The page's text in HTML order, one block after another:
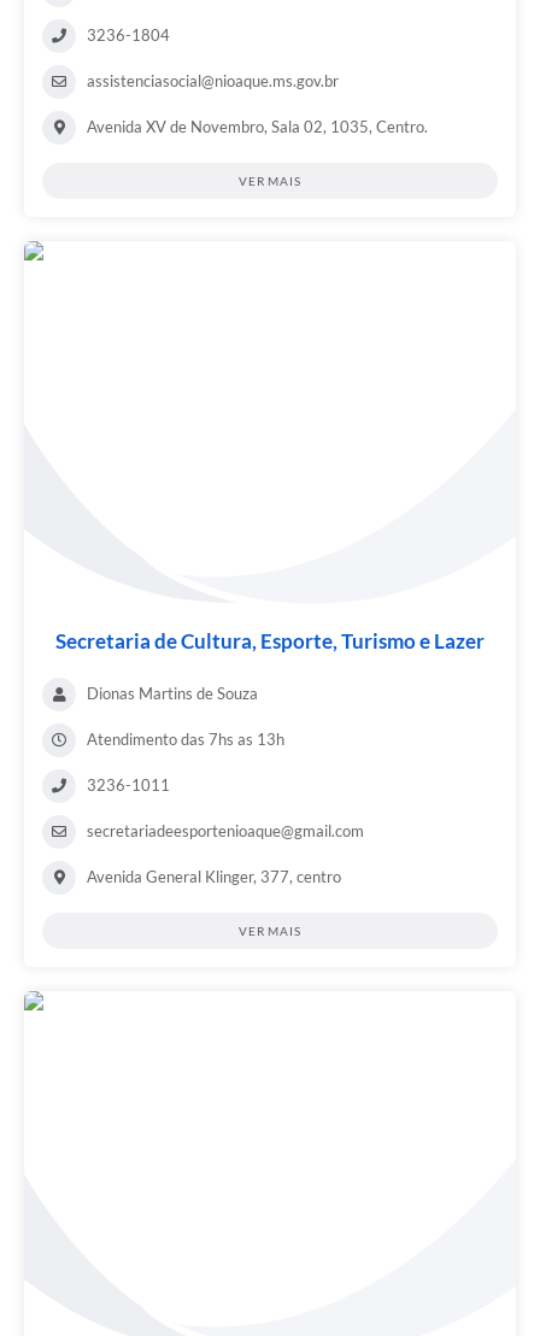
3236-1804
assistenciasocial@nioaque.ms.gov.br
Avenida XV de Novembro, Sala 02, 1035, Centro.
VER MAIS
Secretaria de Cultura, Esporte, Turismo e Lazer
Dionas Martins de Souza
Atendimento das 7hs as 13h
3236-1011
secretariadeesportenioaque@gmail.com
Avenida General Klinger, 377, centro
VER MAIS